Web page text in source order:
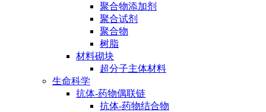
聚合物添加剂
聚合试剂
聚合物
树脂
材料砌块
超分子主体材料
生命科学
抗体-药物偶联链
抗体-药物结合物